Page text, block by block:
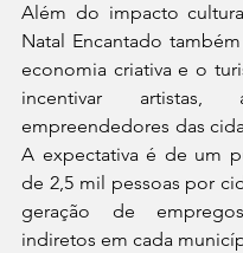
Além do impacto
Natal Encantado
economia criativa e o
incentivar artistas,
empreendedores das
A expectativa é de um
de 2,5 mil pessoas por
geração de
indiretos em cada